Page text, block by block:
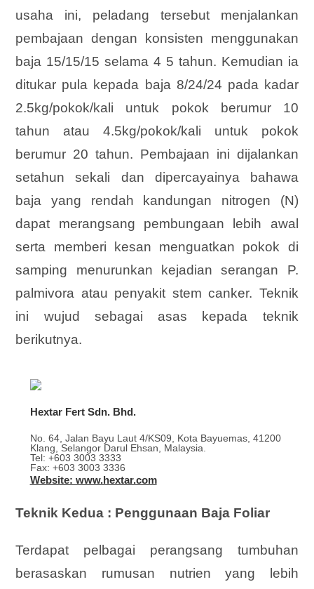
usaha ini, peladang tersebut menjalankan
pembajaan dengan konsisten menggunakan
baja 15/15/15 selama 4 5 tahun. Kemudian ia
ditukar pula kepada baja 8/24/24 pada kadar
2.5kg/pokok/kali untuk pokok berumur 10
tahun atau 4.5kg/pokok/kali untuk pokok
berumur 20 tahun. Pembajaan ini dijalankan
setahun sekali dan dipercayainya bahawa
baja yang rendah kandungan nitrogen (N)
dapat merangsang pembungaan lebih awal
serta memberi kesan menguatkan pokok di
samping menurunkan kejadian serangan P.
palmivora atau penyakit stem canker. Teknik
ini wujud sebagai asas kepada teknik
berikutnya.
Hextar Fert Sdn. Bhd.
No. 64, Jalan Bayu Laut 4/KS09, Kota Bayuemas, 41200
Klang, Selangor Darul Ehsan, Malaysia.
Tel: +603 3003 3333
Fax: +603 3003 3336
Website: www.hextar.com
Teknik Kedua : Penggunaan Baja Foliar
Terdapat pelbagai perangsang tumbuhan
berasaskan rumusan nutrien yang lebih